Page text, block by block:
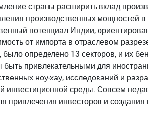
страны расширить вклад
производственных мощностей
потенциал Индии,
от импорта в отраслевом
определено 13 секторов, и их
привлекательными для
ноу-хау, исследований и
инвестиционной среды. Совсем
инвесторов и создания